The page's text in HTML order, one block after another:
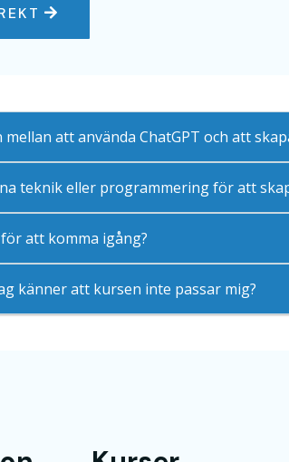
mellan att använda ChatGPT och att
teknik eller programmering för att
att komma igång?
känner att kursen inte passar mig?